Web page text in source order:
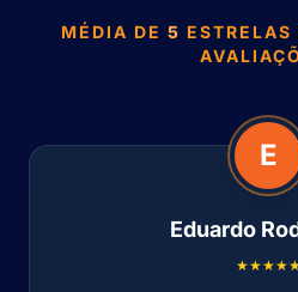
MÉDIA DE 5
E
Eduardo